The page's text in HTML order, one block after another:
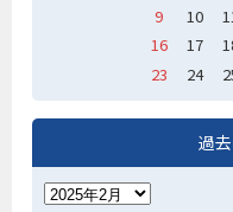
9 10
16
17
23 24
過